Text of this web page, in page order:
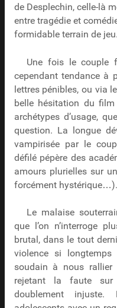
de Desplechin, celle-là
entre tragédie et
formidable terrain de jeu.
Une fois le couple
cependant tendance à
lettres pénibles, ou via
belle hésitation du
archétypes d’usage,
question. La longue
vampirisée par le
défilé pépère des
amours plurielles sur
forcément hystérique…).
Le malaise
que l’on n’interroge
brutal, dans le tout
violence si longtemps
soudain à nous rallier
rejetant la faute sur
doublement